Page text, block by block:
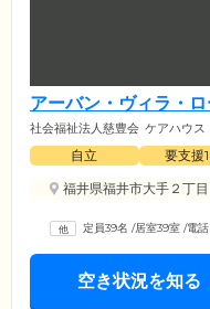
アーバン・ヴィラ・
社会福祉法人慈豊会 ケアハウス
自立 要支援
福井県福井市大手２丁
定員39名 /居室39室 /電話
空き状況を知る